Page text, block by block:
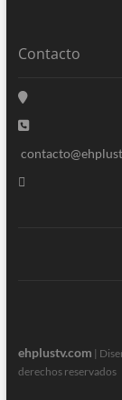
Contacto
ehplustv.com |
derechos reservados